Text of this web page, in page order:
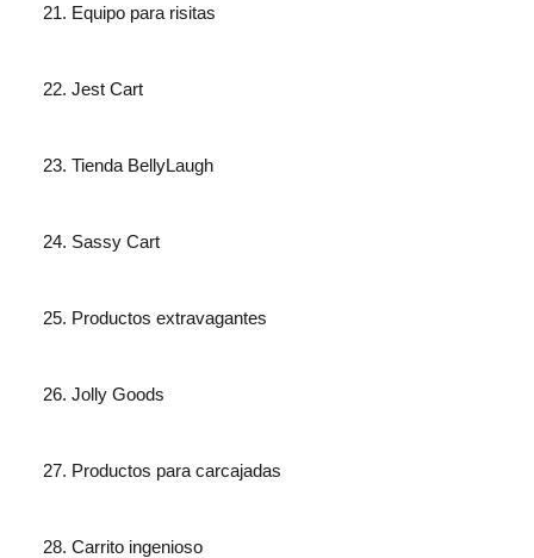
Equipo para risitas
Jest Cart
Tienda BellyLaugh
Sassy Cart
Productos extravagantes
Jolly Goods
Productos para carcajadas
Carrito ingenioso